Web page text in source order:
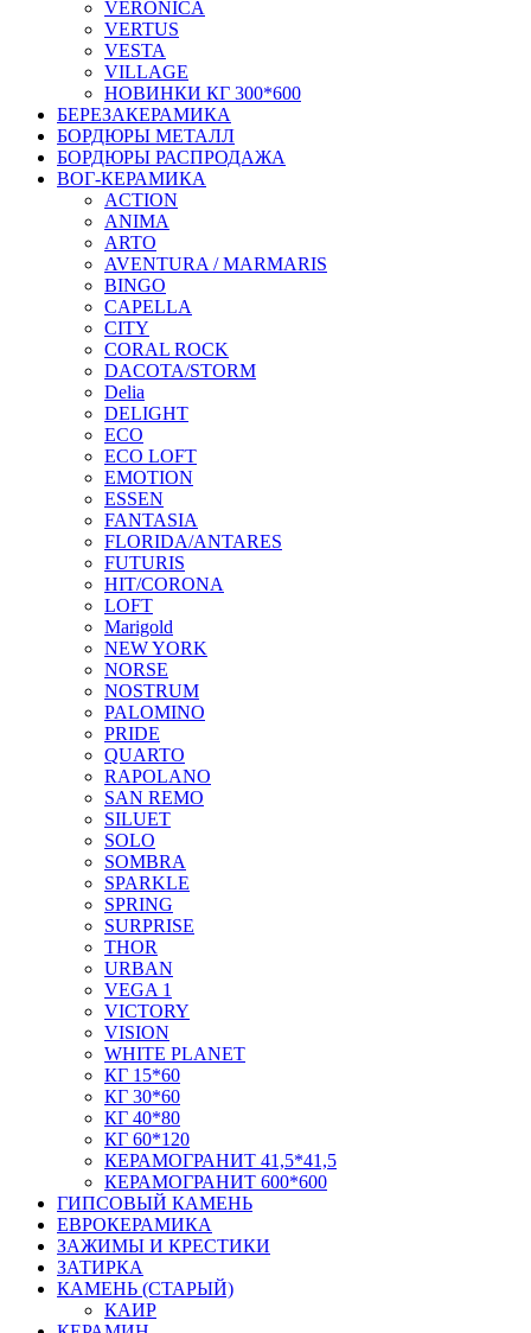
VERONICA
VERTUS
VESTA
VILLAGE
НОВИНКИ КГ 300*600
БЕРЕЗАКЕРАМИКА
БОРДЮРЫ МЕТАЛЛ
БОРДЮРЫ РАСПРОДАЖА
ВОГ-КЕРАМИКА
ACTION
ANIMA
ARTO
AVENTURA / MARMARIS
BINGO
CAPELLA
CITY
CORAL ROCK
DACOTA/STORM
Delia
DELIGHT
ECO
ECO LOFT
EMOTION
ESSEN
FANTASIA
FLORIDA/ANTARES
FUTURIS
HIT/CORONA
LOFT
Marigold
NEW YORK
NORSE
NOSTRUM
PALOMINO
PRIDE
QUARTO
RAPOLANO
SAN REMO
SILUET
SOLO
SOMBRA
SPARKLE
SPRING
SURPRISE
THOR
URBAN
VEGA 1
VICTORY
VISION
WHITE PLANET
КГ 15*60
КГ 30*60
КГ 40*80
КГ 60*120
КЕРАМОГРАНИТ 41,5*41,5
КЕРАМОГРАНИТ 600*600
ГИПСОВЫЙ КАМЕНЬ
ЕВРОКЕРАМИКА
ЗАЖИМЫ И КРЕСТИКИ
ЗАТИРКА
КАМЕНЬ (СТАРЫЙ)
КАИР